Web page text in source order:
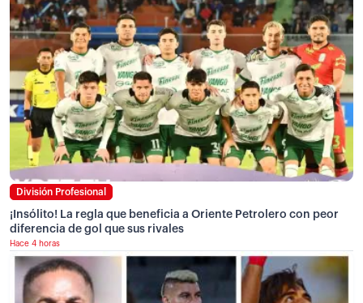
División Profesional
¡Insólito! La regla que beneficia a Oriente Petrolero con peor
diferencia de gol que sus rivales
Hace 4 horas